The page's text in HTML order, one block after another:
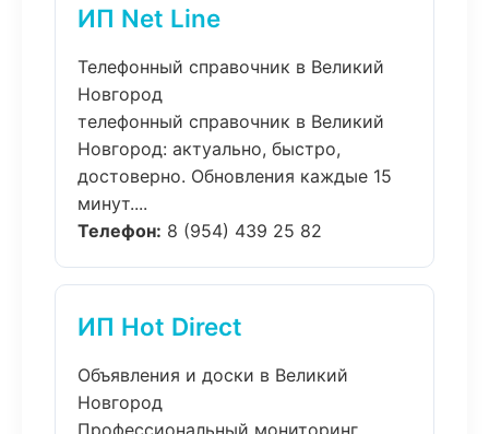
ИП Net Line
Телефонный справочник в Великий
Новгород
телефонный справочник в Великий
Новгород: актуально, быстро,
достоверно. Обновления каждые 15
минут....
Телефон: 8 (954) 439 25 82
ИП Hot Direct
Объявления и доски в Великий
Новгород
Профессиональный мониторинг